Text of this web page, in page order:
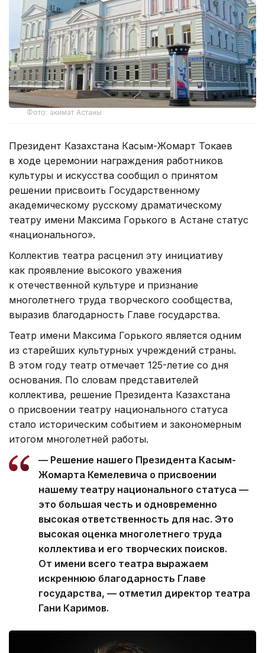
Фото: акимат Астаны
Президент Казахстана Касым-Жомарт Токаев
в ходе церемонии награждения работников
культуры и искусства сообщил о принятом
решении присвоить Государственному
академическому русскому драматическому
театру имени Максима Горького в Астане статус
«национального».
Коллектив театра расценил эту инициативу
как проявление высокого уважения
к отечественной культуре и признание
многолетнего труда творческого сообщества,
выразив благодарность Главе государства.
Театр имени Максима Горького является одним
из старейших культурных учреждений страны.
В этом году театр отмечает 125-летие со дня
основания. По словам представителей
коллектива, решение Президента Казахстана
о присвоении театру национального статуса
стало историческим событием и закономерным
итогом многолетней работы.
— Решение нашего Президента Касым-
Жомарта Кемелевича о присвоении
нашему театру национального статуса —
это большая честь и одновременно
высокая ответственность для нас. Это
высокая оценка многолетнего труда
коллектива и его творческих поисков.
От имени всего театра выражаем
искреннюю благодарность Главе
государства, — отметил директор театра
Гани Каримов.